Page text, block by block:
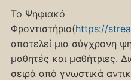
Το Ψηφιακό
Φροντιστήριο(https://
αποτελεί μια σύγχρονη
μαθητές και μαθήτριες.
σειρά από γνωστικά